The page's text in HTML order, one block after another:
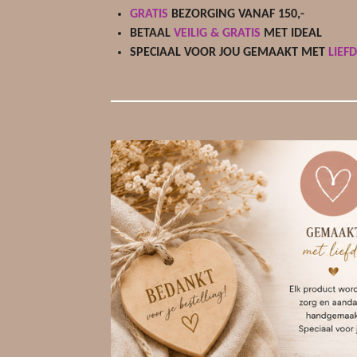
GRATIS BEZORGING VANAF 150,-
BETAAL VEILIG & GRATIS MET IDEAL
SPECIAAL VOOR JOU GEMAAKT MET